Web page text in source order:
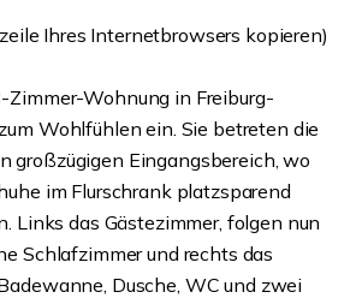
Ihres Internetbrowsers kopieren)
Zimmer-Wohnung in Freiburg-
Wohlfühlen ein. Sie betreten die
großzügigen Eingangsbereich, wo
im Flurschrank platzsparend
Links das Gästezimmer, folgen nun
Schlafzimmer und rechts das
Dusche, WC und zwei